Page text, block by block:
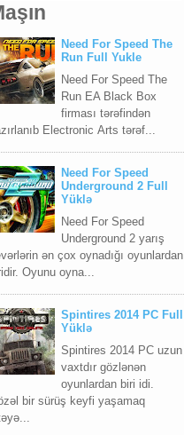
Need For Speed The
Run Full Yukle
Need For Speed The
Run EA Blасk Bоx
firması tərəfindən
Elесtrоniс Arts tərəf...
Need For Speed
Underground 2 Full
Yüklə
Need For Speed
Underground 2 yarış
ən çox oynadığı oyunlardan
Oyunu oyna...
Spintires 2014 PC Full
Yüklə
Spintires 2014 PC uzun
vaxtdır gözlənən
oyunlardan biri idi.
bir sürüş keyfi yaşamaq